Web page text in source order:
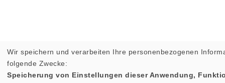
Wir speichern und verarbeiten Ihre personenbezogenen
folgende Zwecke:
Speicherung von Einstellungen dieser Anwendung,